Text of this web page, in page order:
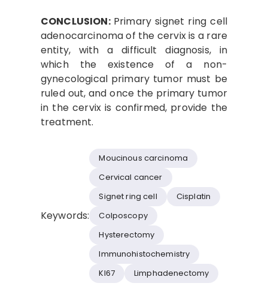
CONCLUSION: Primary signet ring cell
adenocarcinoma of the cervix is ​​a rare
entity, with a difficult diagnosis, in
which the existence of a non-
gynecological primary tumor must be
ruled out, and once the primary tumor
in the cervix is ​​confirmed, provide the
treatment.
Keywords:
Moucinous carcinoma
Cervical cancer
Signet ring cell
Cisplatin
Colposcopy
Hysterectomy
Immunohistochemistry
KI67
Limphadenectomy